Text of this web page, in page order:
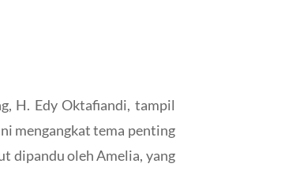
H. Edy Oktafiandi, tampil
mengangkat tema penting
dipandu oleh Amelia, yang